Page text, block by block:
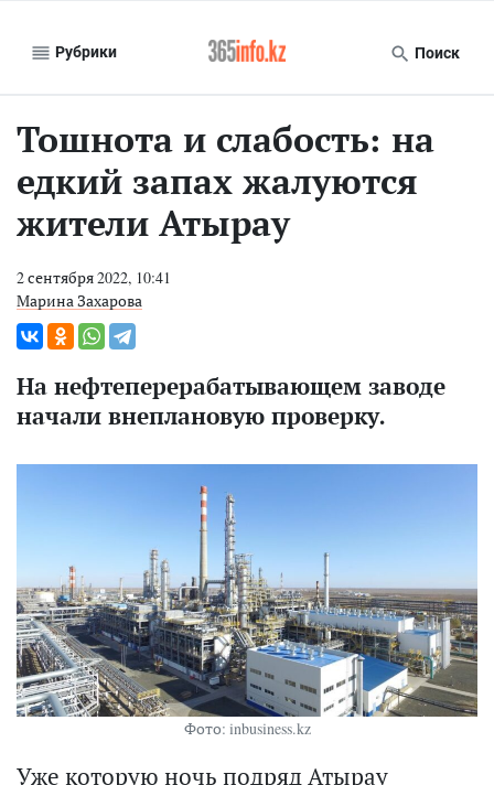
Рубрики Поиск
Тошнота и слабость: на
едкий запах жалуются
жители Атырау
2 сентября 2022, 10:41
Марина Захарова
На нефтеперерабатывающем заводе
начали внеплановую проверку.
Фото: inbusiness.kz
Уже которую ночь подряд Атырау